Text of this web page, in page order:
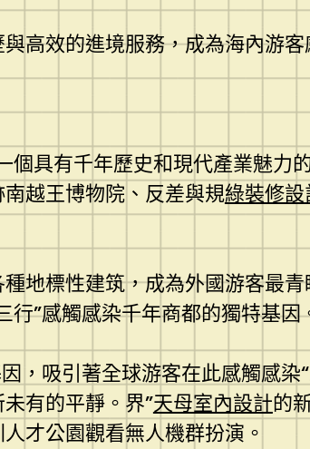
高效的進境服務，成為海內游
具有千年歷史和現代產業魅力
南越王博物院、反差與規綠裝修設
地標性建筑，成為外國游客最
行”感觸感染千年商都的獨特基因
，吸引著全球游客在此感觸感
有的平靜。界”天母室內設計的
才公園觀看無人機群扮演。